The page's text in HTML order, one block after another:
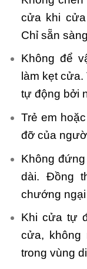
cửa khi
Chỉ sẵn
Không để
làm kẹt
tự động bởi
Trẻ em
đỡ của
Không
dài. Đồng
chướng
Khi cửa tự
cửa, không
trong vùng